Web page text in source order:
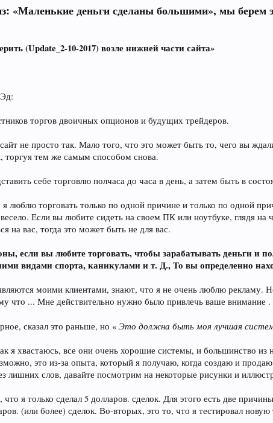
«Маленькие деньги сделаны большими», мы берем
(Update_2-10-2017) возле нижней части сайта»
торгов двоичных опционов и будущих трейдеров.
не просто так. Мало того, что это может быть то, чего вы
торгуя тем же самым способом снова.
себе торговлю полчаса до часа в день, а затем быть в
люблю торговать только по одной причине и только по одной
Если вы любите сидеть на своем ПК или ноутбуке, глядя
на вас, тогда это может быть не для вас.
если вы любите торговать, чтобы зарабатывать деньги
видами спорта, каникулами и т. Д., То вы определенно
моими клиентами, знают, что я не очень люблю рекламу.
что ... Мне действительно нужно было привлечь ваше внимание .
сказал это раньше, но «Это должна быть моя лучшая
я хвастаюсь, все они очень хорошие системы, и большинство
это из-за опыта, который я получаю, когда создаю и
лишних слов, давайте посмотрим на некоторые рисунки и
я только сделал 5 долларов. сделок. Для этого есть две
(или более) сделок. Во-вторых, это то, что я тестировал